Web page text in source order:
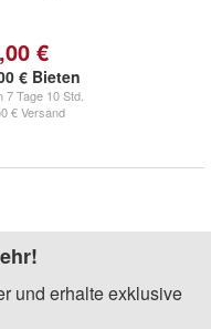
€
€ Bieten
7 Tage 10 Std.
€ Versand
und erhalte exklusive